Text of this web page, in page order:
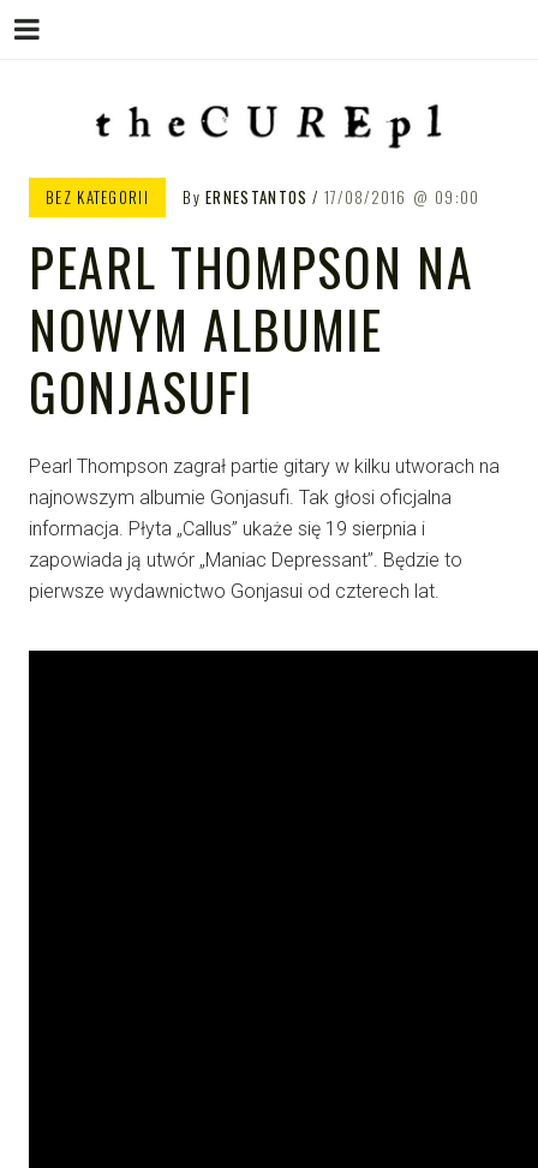
THE CURE PL – POLSKA
STRONA FANÓW ZESPOŁU THE
CURE
BEZ KATEGORII ByERNESTANTOS 17/08/2016 09:00
PEARL THOMPSON NA
NOWYM ALBUMIE
GONJASUFI
Pearl Thompson zagrał partie gitary w kilku utworach na
najnowszym albumie Gonjasufi. Tak głosi oficjalna
informacja. Płyta „Callus” ukaże się 19 sierpnia i
zapowiada ją utwór „Maniac Depressant”. Będzie to
pierwsze wydawnictwo Gonjasui od czterech lat.
Menu